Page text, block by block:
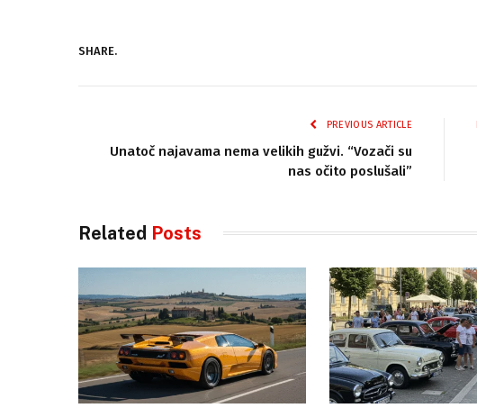
SHARE.
PREVIOUS ARTICLE
Unatoč najavama nema velikih gužvi. “Vozači su
nas očito poslušali”
Related Posts